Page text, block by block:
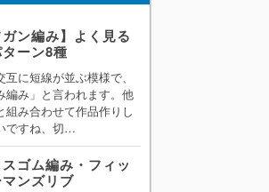
ガン編み】よく見る
ーン8種
互に短線が並ぶ模様で、
編み」と言われます。他
組み合わせて作品作りし
ですね、切…
ゴム編み・フィッ
ンズリブ